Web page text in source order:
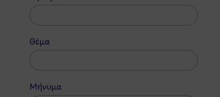
Θέμα
Μήνυμα